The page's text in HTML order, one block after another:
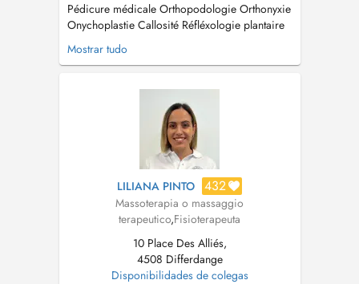
Pédicure médicale Orthopodologie Orthonyxie
Onychoplastie Callosité Réfléxologie plantaire
Massages circulatoire Drainage lymphatique
Energie Chinoises Acupuncture non invasive
Mostrar tudo
LILIANA PINTO 432
Massoterapia o massaggio
terapeutico,Fisioterapeuta
10 Place Des Alliés,
4508 Differdange
Disponibilidades de colegas